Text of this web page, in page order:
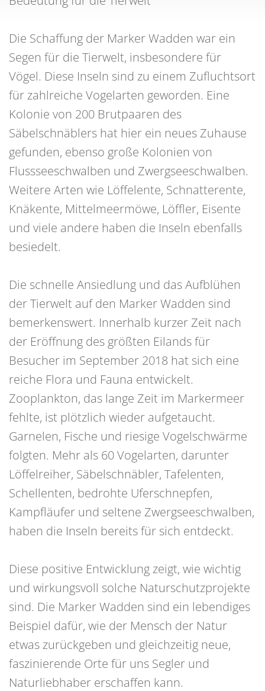
Die Schaffung der Marker Wadden war ein
Segen für die Tierwelt, insbesondere für
Vögel. Diese Inseln sind zu einem Zufluchtsort
für zahlreiche Vogelarten geworden. Eine
Kolonie von 200 Brutpaaren des
Säbelschnäblers hat hier ein neues Zuhause
gefunden, ebenso große Kolonien von
Flussseeschwalben und Zwergseeschwalben.
Weitere Arten wie Löffelente, Schnatterente,
Knäkente, Mittelmeermöwe, Löffler, Eisente
und viele andere haben die Inseln ebenfalls
besiedelt.
Die schnelle Ansiedlung und das Aufblühen
der Tierwelt auf den Marker Wadden sind
bemerkenswert. Innerhalb kurzer Zeit nach
der Eröffnung des größten Eilands für
Besucher im September 2018 hat sich eine
reiche Flora und Fauna entwickelt.
Zooplankton, das lange Zeit im Markermeer
fehlte, ist plötzlich wieder aufgetaucht.
Garnelen, Fische und riesige Vogelschwärme
folgten. Mehr als 60 Vogelarten, darunter
Löffelreiher, Säbelschnäbler, Tafelenten,
Schellenten, bedrohte Uferschnepfen,
Kampfläufer und seltene Zwergseeschwalben,
haben die Inseln bereits für sich entdeckt.
Diese positive Entwicklung zeigt, wie wichtig
und wirkungsvoll solche Naturschutzprojekte
sind. Die Marker Wadden sind ein lebendiges
Beispiel dafür, wie der Mensch der Natur
etwas zurückgeben und gleichzeitig neue,
faszinierende Orte für uns Segler und
Naturliebhaber erschaffen kann.